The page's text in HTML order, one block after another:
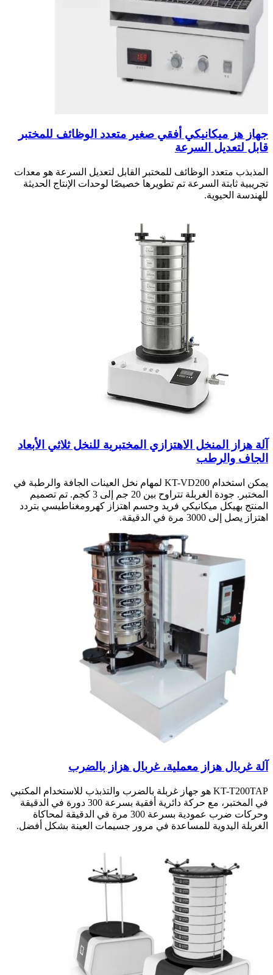
جهاز هز ميكانيكي أفقي صغير متعدد الوظائف للمختبر
قابل لتعديل السرعة
المذبذب متعدد الوظائف للمختبر القابل لتعديل السرعة هو معدات
تجريبية ثابتة السرعة تم تطويرها خصيصًا لوحدات الإنتاج الحديثة
للهندسة الحيوية.
آلة هزاز المنخل الاهتزازي المختبرية للنخل ثلاثي الأبعاد
الجاف والرطب
يمكن استخدام KT-VD200 لمهام نخل العينات الجافة والرطبة في
المختبر. جودة الغربلة تتراوح بين 20 جم إلى 3 كجم. تم تصميم
المنتج بهيكل ميكانيكي فريد وجسم اهتزاز كهرومغناطيسي بتردد
اهتزاز يصل إلى 3000 مرة في الدقيقة.
آلة غربال هزاز معملية، غربال هزاز بالضرب
KT-T200TAP هو جهاز غربلة بالضرب والتذبذب للاستخدام المكتبي
في المختبر، مع حركة دائرية أفقية بسرعة 300 دورة في الدقيقة
وحركات ضرب عمودية بسرعة 300 مرة في الدقيقة لمحاكاة
الغربلة اليدوية للمساعدة في مرور جسيمات العينة بشكل أفضل.